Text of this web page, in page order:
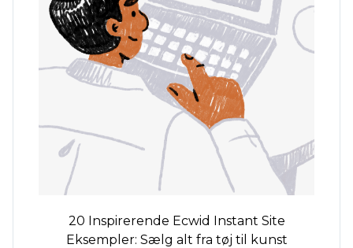
20 Inspirerende Ecwid Instant Site
Eksempler: Sælg alt fra tøj til kunst